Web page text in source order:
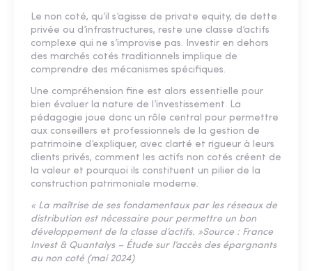
Le non coté, qu’il s’agisse de private equity, de dette
privée ou d’infrastructures, reste une classe d’actifs
complexe qui ne s’improvise pas. Investir en dehors
des marchés cotés traditionnels implique de
comprendre des mécanismes spécifiques.
Une compréhension fine est alors essentielle pour
bien évaluer la nature de l’investissement. La
pédagogie joue donc un rôle central pour permettre
aux conseillers et professionnels de la gestion de
patrimoine d’expliquer, avec clarté et rigueur à leurs
clients privés, comment les actifs non cotés créent de
la valeur et pourquoi ils constituent un pilier de la
construction patrimoniale moderne.
« La maîtrise de ses fondamentaux par les réseaux de
distribution est nécessaire pour permettre un bon
développement de la classe d’actifs. »Source : France
Invest & Quantalys – Étude sur l’accès des épargnants
au non coté (mai 2024)